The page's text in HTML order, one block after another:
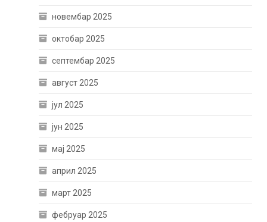
новембар 2025
октобар 2025
септембар 2025
август 2025
јул 2025
јун 2025
мај 2025
април 2025
март 2025
фебруар 2025